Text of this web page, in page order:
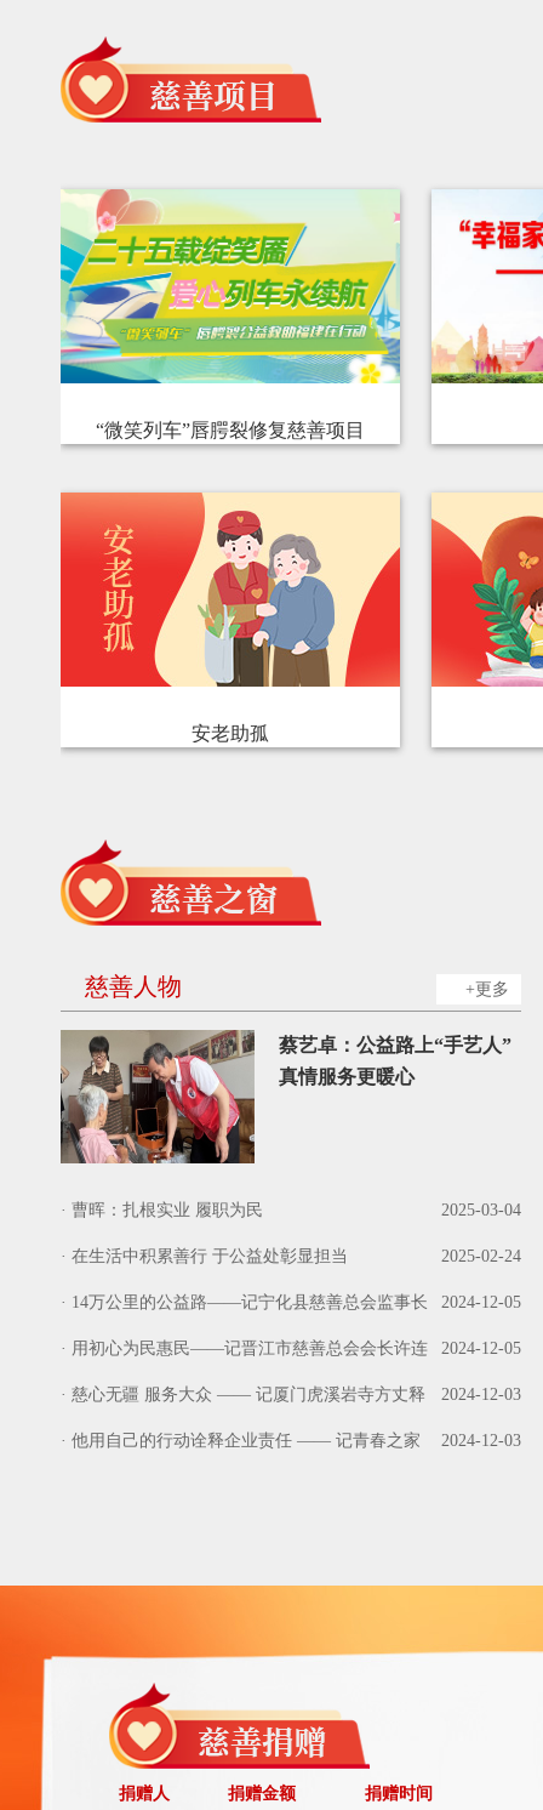
“微笑列车”唇腭裂修复慈善项目
安老助孤
+更多
慈善人物
蔡艺卓：公益路上“手艺人”
真情服务更暖心
2025-03-04
· 曹晖：扎根实业 履职为民
2025-02-24
· 在生活中积累善行 于公益处彰显担当
2024-12-05
· 14万公里的公益路——记宁化县慈善总会监事长
张银珠 2024-12-05
· 用初心为民惠民——记晋江市慈善总会会长许连
捷 2024-12-03
· 慈心无疆 服务大众 —— 记厦门虎溪岩寺方丈释
净心 2024-12-03
· 他用自己的行动诠释企业责任 —— 记青春之家
捐赠人 捐赠金额 捐赠时间
L德
腾哥
60.00元
09-12
匿名
10.00元 09-12